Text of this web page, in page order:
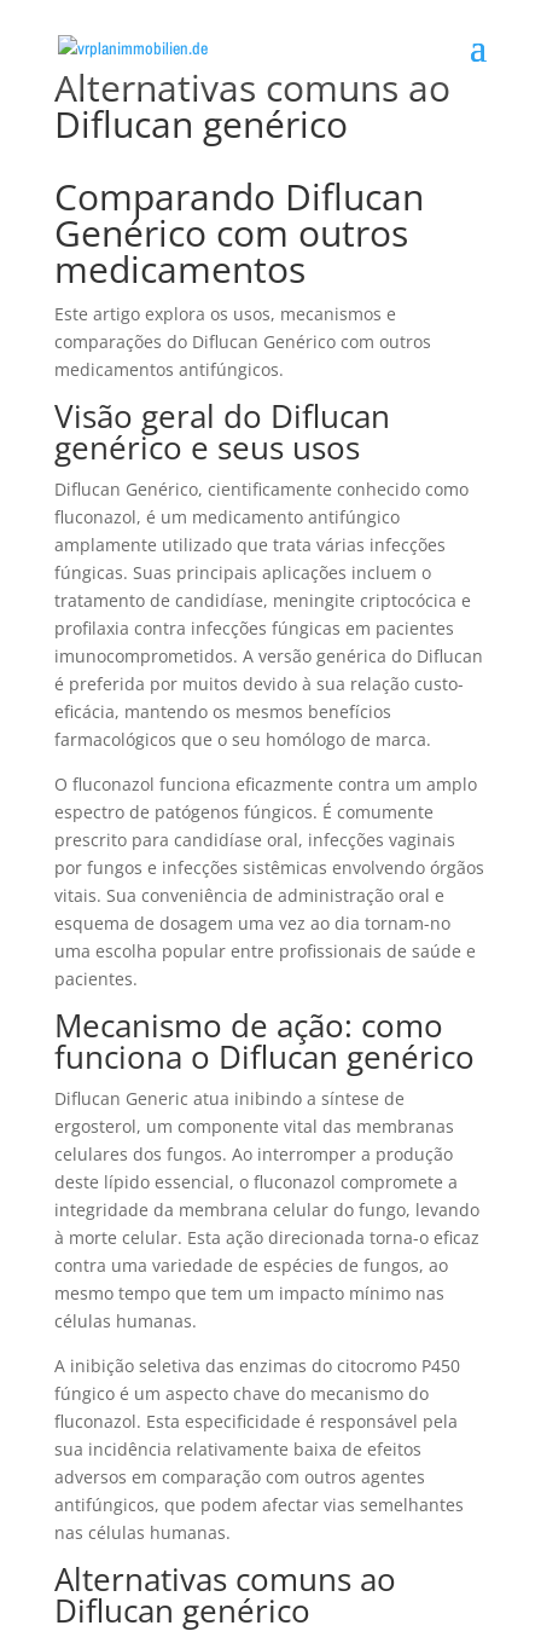
Alternativas comuns ao
Diflucan genérico
Comparando Diflucan
Genérico com outros
medicamentos
Este artigo explora os usos, mecanismos e
comparações do Diflucan Genérico com outros
medicamentos antifúngicos.
Visão geral do Diflucan
genérico e seus usos
Diflucan Genérico, cientificamente conhecido como
fluconazol, é um medicamento antifúngico
amplamente utilizado que trata várias infecções
fúngicas. Suas principais aplicações incluem o
tratamento de candidíase, meningite criptocócica e
profilaxia contra infecções fúngicas em pacientes
imunocomprometidos. A versão genérica do Diflucan
é preferida por muitos devido à sua relação custo-
eficácia, mantendo os mesmos benefícios
farmacológicos que o seu homólogo de marca.
O fluconazol funciona eficazmente contra um amplo
espectro de patógenos fúngicos. É comumente
prescrito para candidíase oral, infecções vaginais
por fungos e infecções sistêmicas envolvendo órgãos
vitais. Sua conveniência de administração oral e
esquema de dosagem uma vez ao dia tornam-no
uma escolha popular entre profissionais de saúde e
pacientes.
Mecanismo de ação: como
funciona o Diflucan genérico
Diflucan Generic atua inibindo a síntese de
ergosterol, um componente vital das membranas
celulares dos fungos. Ao interromper a produção
deste lípido essencial, o fluconazol compromete a
integridade da membrana celular do fungo, levando
à morte celular. Esta ação direcionada torna-o eficaz
contra uma variedade de espécies de fungos, ao
mesmo tempo que tem um impacto mínimo nas
células humanas.
A inibição seletiva das enzimas do citocromo P450
fúngico é um aspecto chave do mecanismo do
fluconazol. Esta especificidade é responsável pela
sua incidência relativamente baixa de efeitos
adversos em comparação com outros agentes
antifúngicos, que podem afectar vias semelhantes
nas células humanas.
Alternativas comuns ao
Diflucan genérico